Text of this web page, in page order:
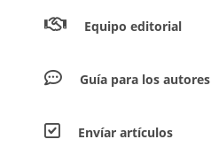
Equipo editorial
Guía para los autores
Envíar artículos